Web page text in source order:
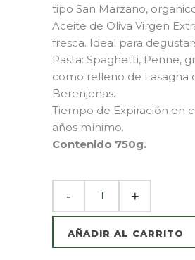
tipo San Marzano,
Aceite de Oliva Virgen
fresca. Ideal para
Pasta: Spaghetti, Penne,
como relleno de Lasagna
Berenjenas.
Tiempo de Expiración en
años mínimo.
Contenido 750g.
AÑADIR AL CARRITO